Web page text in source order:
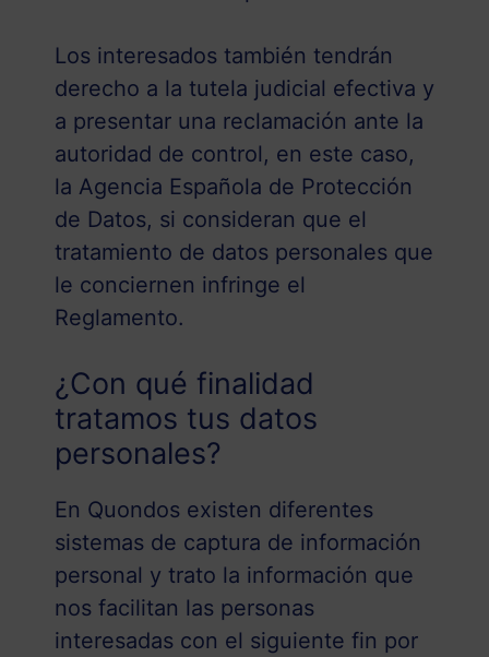
Los interesados también tendrán
derecho a la tutela judicial efectiva y
a presentar una reclamación ante la
autoridad de control, en este caso,
la Agencia Española de Protección
de Datos, si consideran que el
tratamiento de datos personales que
le conciernen infringe el
Reglamento.
¿Con qué finalidad
tratamos tus datos
personales?
En Quondos existen diferentes
sistemas de captura de información
personal y trato la información que
nos facilitan las personas
interesadas con el siguiente fin por